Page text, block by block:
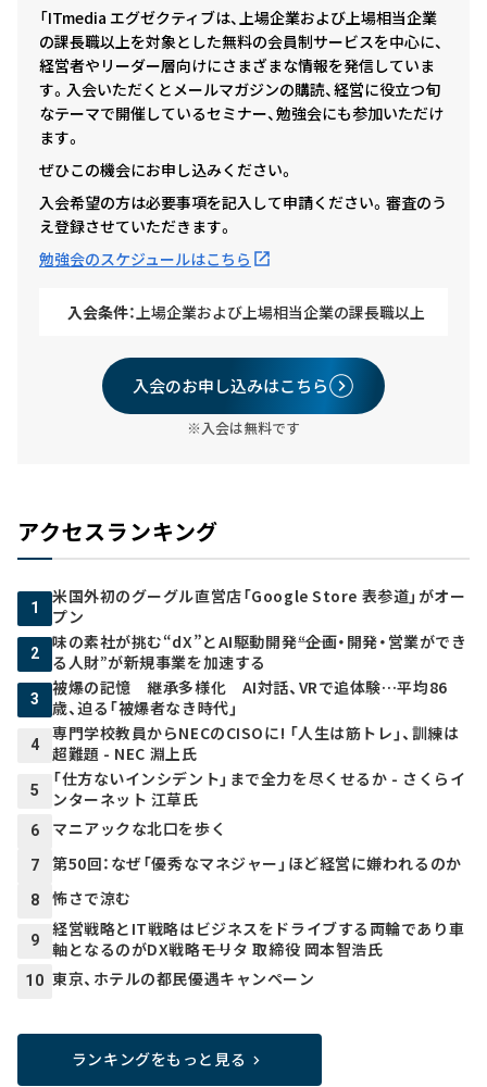
「ITmedia エグゼクティブは、上場企業および上場相当企業
の課長職以上を対象とした無料の会員制サービスを中心に、
経営者やリーダー層向けにさまざまな情報を発信していま
す。入会いただくとメールマガジンの購読、経営に役立つ旬
なテーマで開催しているセミナー、勉強会にも参加いただけ
ます。
ぜひこの機会にお申し込みください。
入会希望の方は必要事項を記入して申請ください。審査のう
え登録させていただきます。
勉強会のスケジュールはこちら
入会条件： 上場企業および上場相当企業の課長職以上
入会のお申し込みはこちら
※入会は無料です
アクセスランキング
1
米国外初のグーグル直営店「Google Store 表参道」がオー
プン
2
味の素社が挑む“dX”とAI駆動開発――“企画・開発・営業ができ
る人財”が新規事業を加速する
3
被爆の記憶 継承多様化 AI対話、VRで追体験…平均86
歳、迫る「被爆者なき時代」
4
専門学校教員からNECのCISOに! 「人生は筋トレ」、訓練は
超難題 - NEC 淵上氏
5
「仕方ないインシデント」まで全力を尽くせるか - さくらイ
ンターネット 江草氏
6 マニアックな北口を歩く
7 第50回：なぜ「優秀なマネジャー」ほど経営に嫌われるのか
8 怖さで涼む
9
経営戦略とIT戦略はビジネスをドライブする両輪であり車
軸となるのがDX戦略――モリタ 取締役 岡本智浩氏
10 東京、ホテルの都民優遇キャンペーン
ランキングをもっと見る